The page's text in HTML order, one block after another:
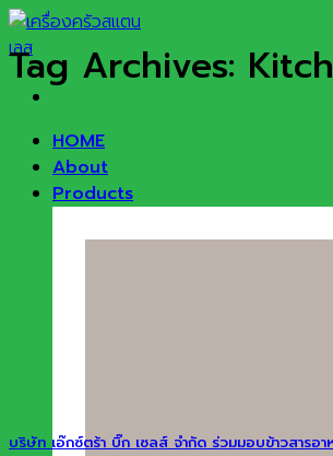
HOME
About
Products
Tag Archives:
บริษัท เอ๊กซ์ตร้า บิ๊ก เซลส์ จำกัด ร่วมมอบข้าวสารอ